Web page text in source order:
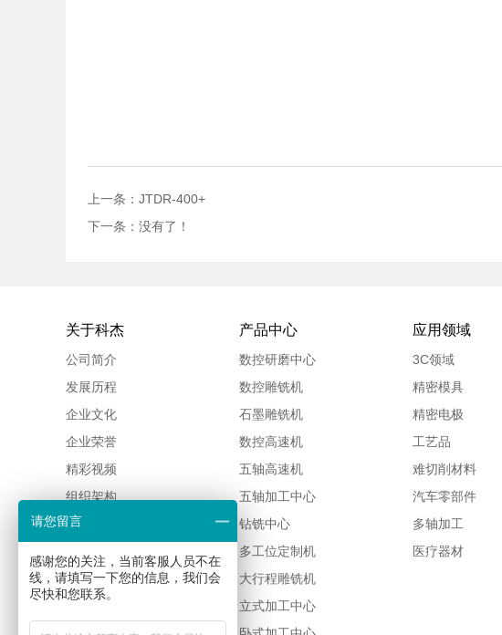
上一条：JTDR-400+
下一条：没有了！
关于科杰
公司简介
发展历程
企业文化
企业荣誉
精彩视频
组织架构
佳铁新闻
产品中心
数控研磨中心
数控雕铣机
石墨雕铣机
数控高速机
五轴高速机
五轴加工中心
钻铣中心
多工位定制机
大行程雕铣机
立式加工中心
应用领域
3C领域
精密模具
精密电极
工艺品
难切削材料
汽车零部件
多轴加工
医疗器材
请您留言
感谢您的关注，当前客服人员不在
线，请填写一下您的信息，我们会
尽快和您联系。